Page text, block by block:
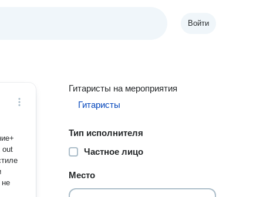
Войти
out
не
Гитаристы на мероприятия
Гитаристы
Тип исполнителя
Частное лицо
Место